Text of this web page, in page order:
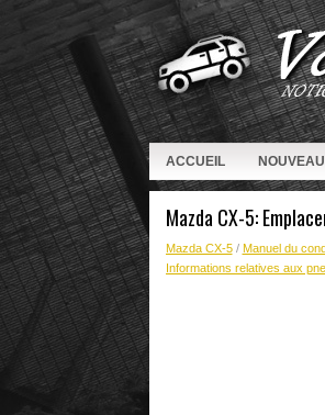
ACCUEIL NOUVEAU
Mazda CX-5:
Mazda CX-5/ Manuel du
Informations relatives aux